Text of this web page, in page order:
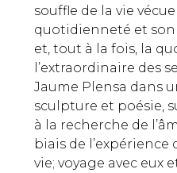
souffle de la vie
quotidienneté et
et, tout à la fois, la
l’extraordinaire des
Jaume Plensa dans
sculpture et poésie,
à la recherche de
biais de l’expérience
vie; voyage avec eux